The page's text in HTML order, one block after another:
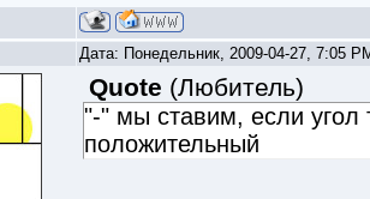
Дата: Понедельник, 2009-04-27, 7:05
Quote (Любитель)
"-" мы ставим, если угол
положительный